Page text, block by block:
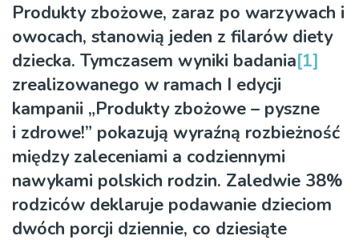
Produkty zbożowe, zaraz po warzywach i
owocach, stanowią jeden z filarów diety
dziecka. Tymczasem wyniki badania[1]
zrealizowanego w ramach I edycji
kampanii „Produkty zbożowe – pyszne
i zdrowe!” pokazują wyraźną rozbieżność
między zaleceniami a codziennymi
nawykami polskich rodzin. Zaledwie 38%
rodziców deklaruje podawanie dzieciom
dwóch porcji dziennie, co dziesiąte